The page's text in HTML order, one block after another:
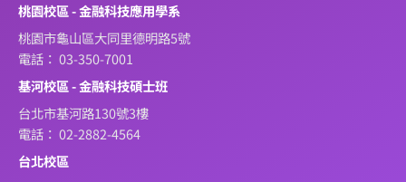
桃園校區 - 金融科技應用學系
桃園市龜山區大同里德明路5號
電話： 03-350-7001
基河校區 - 金融科技碩士班
台北市基河路130號3樓
電話： 02-2882-4564
台北校區